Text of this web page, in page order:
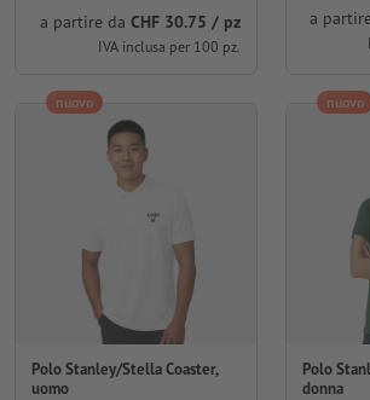
a partire da CHF 30.75 / pz
IVA inclusa per 100 pz.
a
Polo Stanley/Stella Coaster,
uomo
nuovo
Polo
donna
nuovo